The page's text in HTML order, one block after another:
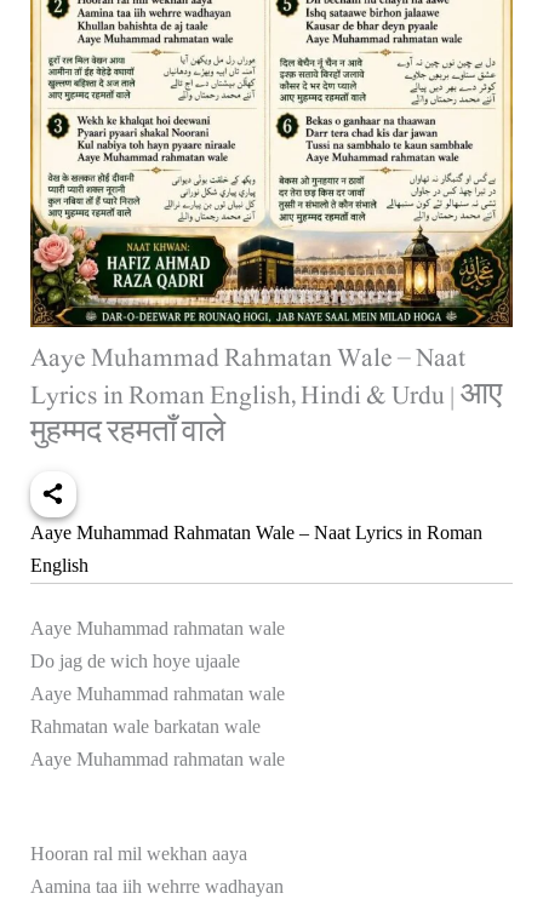
Aaye Muhammad Rahmatan Wale – Naat
Lyrics in Roman English, Hindi & Urdu | आए
मुहम्मद रहमताँ वाले
Aaye Muhammad Rahmatan Wale – Naat Lyrics in Roman
English
Aaye Muhammad rahmatan wale
Do jag de wich hoye ujaale
Aaye Muhammad rahmatan wale
Rahmatan wale barkatan wale
Aaye Muhammad rahmatan wale
Hooran ral mil wekhan aaya
Aamina taa iih wehrre wadhayan